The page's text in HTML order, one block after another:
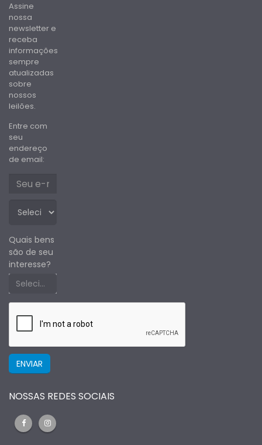
Assine
nossa
newsletter e
receba
informações
sempre
atualizadas
sobre
nossos
leilões.
Entre com
seu
endereço
de email:
Quais bens
são de seu
interesse?
Selecione um estado primeiro
NOSSAS REDES SOCIAIS